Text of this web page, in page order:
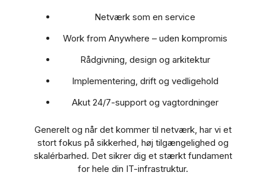
Netværk som en service
Work from Anywhere – uden kompromis
Rådgivning, design og arkitektur
Implementering, drift og vedligehold
Akut 24/7-support og vagtordninger
Generelt og når det kommer til netværk, har vi et
stort fokus på sikkerhed, høj tilgængelighed og
skalérbarhed. Det sikrer dig et stærkt fundament
for hele din IT-infrastruktur.